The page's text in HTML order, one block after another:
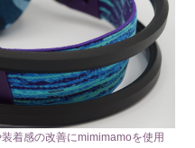
着感の改善にmimimamoを使用